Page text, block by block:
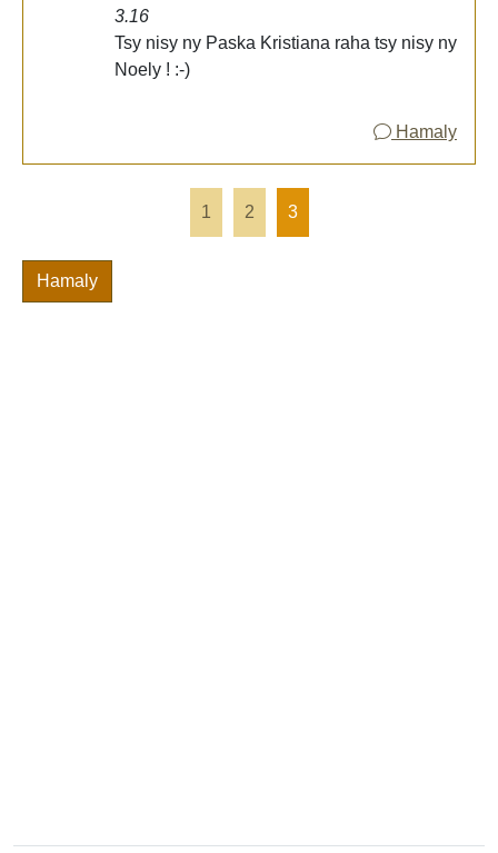
3.16
Tsy nisy ny Paska Kristiana raha tsy nisy ny
Noely ! :-)
Hamaly
1 2 3
Hamaly